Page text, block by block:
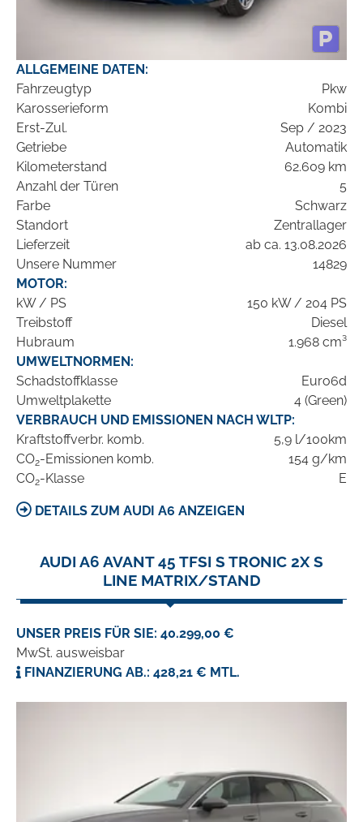
ALLGEMEINE DATEN:
Fahrzeugtyp
Pkw
Karosserieform
Kombi
Erst-Zul.
Sep / 2023
Getriebe
Automatik
Kilometerstand
62.609 km
Anzahl der Türen
5
Farbe
Schwarz
Standort
Zentrallager
Lieferzeit
ab ca. 13.08.2026
Unsere Nummer
14829
MOTOR:
kW / PS
150 kW / 204 PS
Treibstoff
Diesel
Hubraum
1.968 cm³
UMWELTNORMEN:
Schadstoffklasse
Euro6d
Umweltplakette
4 (Green)
VERBRAUCH UND EMISSIONEN NACH WLTP:
Kraftstoffverbr. komb.
5,9 l/100km
CO2-Emissionen komb.
154 g/km
CO2-Klasse E
DETAILS ZUM AUDI A6 ANZEIGEN
AUDI A6 AVANT 45 TFSI S TRONIC 2X S
LINE MATRIX/STAND
UNSER PREIS FÜR SIE: 40.299,00 €
MwSt. ausweisbar
FINANZIERUNG AB.: 428,21 € MTL.